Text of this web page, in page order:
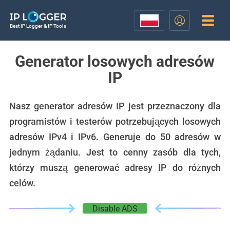
Best IP Logger & IP Tools
Generator losowych adresów
IP
Nasz generator adresów IP jest przeznaczony dla
programistów i testerów potrzebujących losowych
adresów IPv4 i IPv6. Generuje do 50 adresów w
jednym żądaniu. Jest to cenny zasób dla tych,
którzy muszą generować adresy IP do różnych
celów.
Disable ADS